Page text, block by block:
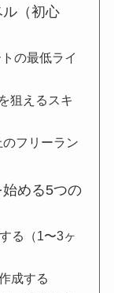
（初心
の最低ライ
狙えるスキ
のフリーラン
始める5つの
る（1〜3ヶ
成する